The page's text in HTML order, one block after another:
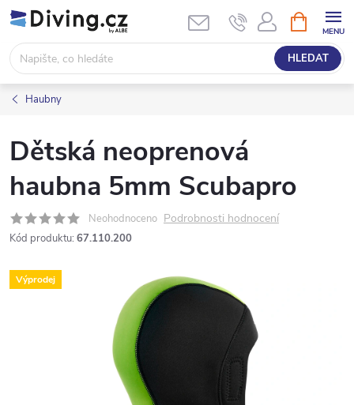
Přejít
na
obsah
HLEDAT
NÁKUPNÍ
KOŠÍK
Haubny
Dětská neoprenová
haubna 5mm Scubapro
Neohodnoceno Podrobnosti hodnocení
Kód produktu: 67.110.200
Výprodej